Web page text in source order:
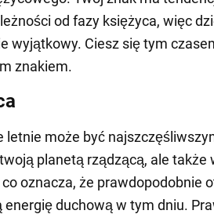
od fazy księżyca, więc
wyjątkowy. Ciesz się tym
znakiem.
letnie może być
planetą rządzącą, ale także
oznacza, że prawdopodobnie
energię duchową w tym dniu.